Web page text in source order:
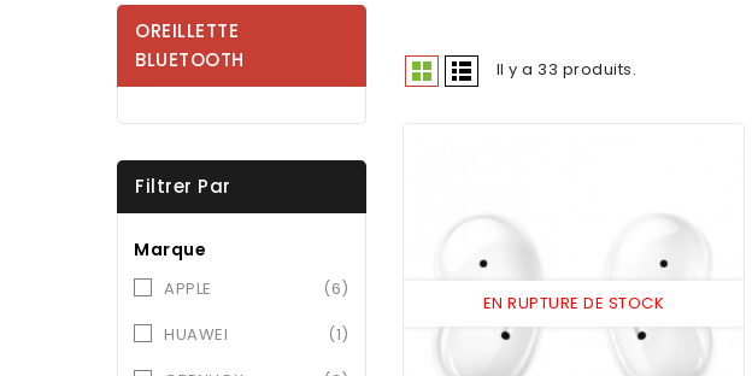
OREILLETTE
BLUETOOTH
Filtrer Par
Marque
APPLE
(6)
HUAWEI
(1)
Il y a 33 produits.
EN RUPTURE DE STOCK